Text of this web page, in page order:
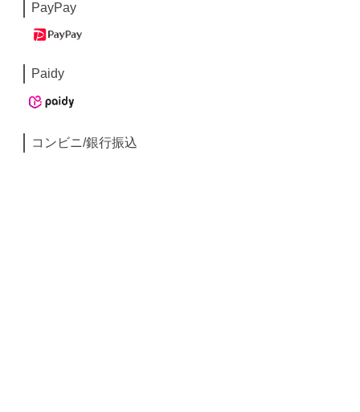
PayPay
Paidy
コンビニ/銀行振込